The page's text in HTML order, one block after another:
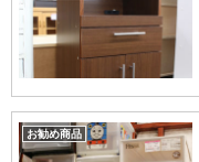
お勧め商品